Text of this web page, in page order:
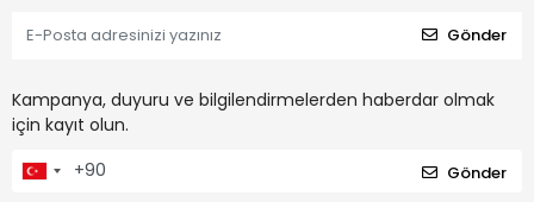
Gönder
Kampanya, duyuru ve bilgilendirmelerden haberdar olmak
için kayıt olun.
Gönder